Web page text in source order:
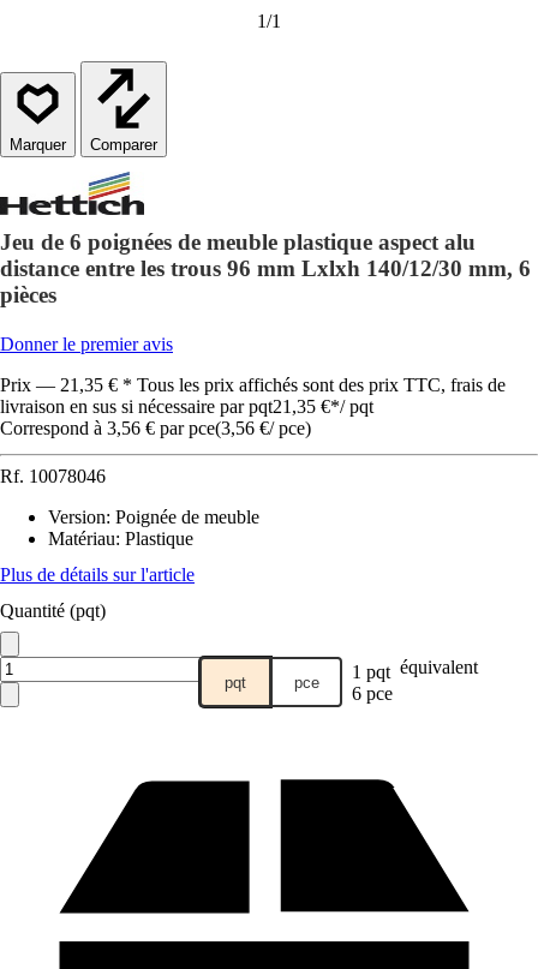
1/1
Comparer
Jeu de 6 poignées de meuble plastique aspect alu
distance entre les trous 96 mm Lxlxh 140/12/30 mm, 6
pièces
Donner le premier avis
Prix — 21,35 € * Tous les prix affichés sont des prix TTC, frais de
livraison en sus si nécessaire par pqt21,35 €*/ pqt
Correspond à 3,56 € par pce(3,56 €/ pce)
Rf. 10078046
Version: Poignée de meuble
Matériau: Plastique
Plus de détails sur l'article
Quantité (pqt)
pqt pce 1 pqt équivalent
6 pce